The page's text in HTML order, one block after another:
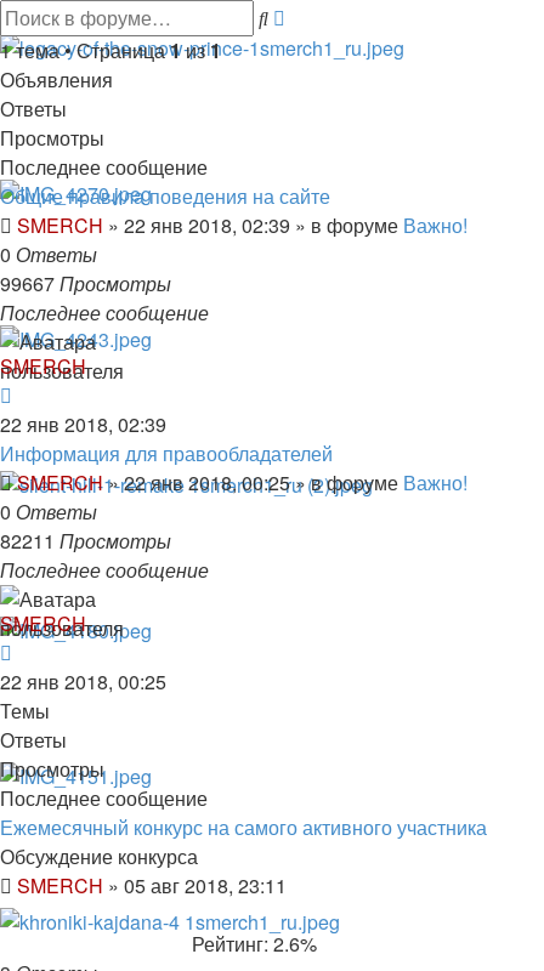
Поиск
поиск
1 тема • Страница1из1
Объявления
Ответы
Просмотры
Последнее сообщение
Общие правила поведения на сайте
SMERCH » 22 янв 2018, 02:39 » в форуме Важно!
0 Ответы
99667Просмотры
Последнее сообщение
SMERCH
22 янв 2018, 02:39
Информация для правообладателей
SMERCH»22 янв 2018, 00:25» в форуме Важно!
0 Ответы
82211 Просмотры
Последнее сообщение
SMERCH
22 янв 2018, 00:25
Темы
Ответы
Просмотры
Последнее сообщение
Ежемесячный конкурс на самого активного участника
Обсуждение конкурса
SMERCH » 05 авг 2018, 23:11
Рейтинг: 2.6%